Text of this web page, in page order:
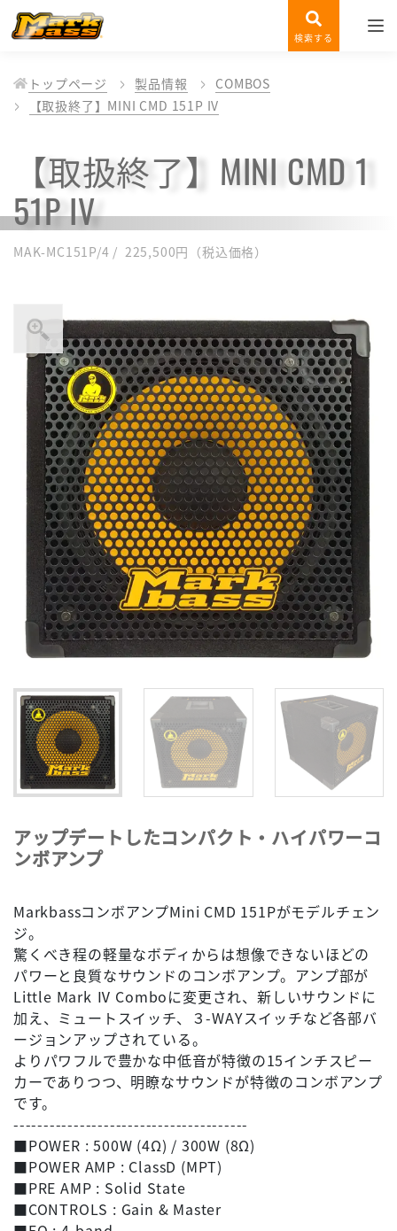
検索する
トップページ 製品情報
COMBOS
【取扱終了】MINI CMD 151P IV
【取扱終了】MINI CMD 1
51P IV
MAK-MC151P/4 / 225,500円（税込価格）
アップデートしたコンパクト・ハイパワーコ
ンボアンプ
MarkbassコンボアンプMini CMD 151Pがモデルチェン
ジ。
驚くべき程の軽量なボディからは想像できないほどの
パワーと良質なサウンドのコンボアンプ。アンプ部が
Little Mark Ⅳ Comboに変更され、新しいサウンドに
加え、ミュートスイッチ、３-WAYスイッチなど各部バ
ージョンアップされている。
よりパワフルで豊かな中低音が特徴の15インチスピー
カーでありつつ、明瞭なサウンドが特徴のコンボアンプ
です。
---------------------------------------
■POWER : 500W (4Ω) / 300W (8Ω)
■POWER AMP : ClassD (MPT)
■PRE AMP : Solid State
■CONTROLS : Gain & Master